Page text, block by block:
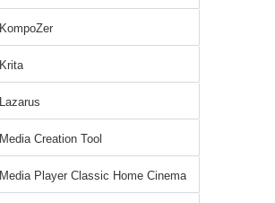
KompoZer
Krita
Lazarus
Media Creation Tool
Media Player Classic Home Cinema